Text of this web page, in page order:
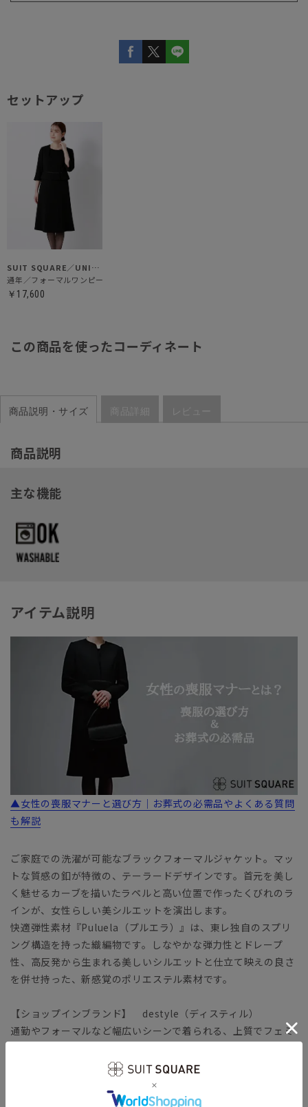
セットアップ
SUIT SQUARE／UNIVERSAL LANGUAGE／WHITE
通年／フォーマルワンピース
￥17,600
この商品を使ったコーディネート
商品説明・サイズ 商品詳細 レビュー
商品説明
主な機能
アイテム説明
▲女性の喪服マナーと選び方｜お葬式の必需品やよくある質問
も解説
ご家庭での洗濯が可能なブラックフォーマルジャケット。マッ
トな質感の釦が特徴の、テーラードデザインです。首元を美し
く魅せるカーブを描いたラペルと高い位置で作ったくびれのラ
インが、女性らしい美シルエットを演出します。
快適弾性素材『Puluela（プルエラ）』は、東レ独自のスプリ
ング構造を持った織編物です。しなやかな弾力性とドレープ
性、高反発から生まれる美しいシルエットと仕立て映えの良さ
を併せ持った、新感覚のポリエステル素材です。
【ショップインブランド】 destyle（ディスティル）
通勤やフォーマルなど幅広いシーンで着られる、上質でフェミ
冠婚葬祭 礼服 礼装 喪服 ブラックフォーマル フォーマ
ル FORMAL テーラード